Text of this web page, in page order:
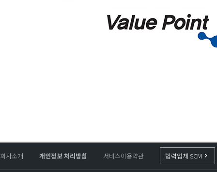
회사소개 개인정보 처리방침 서비스이용약관 협력업체 SCM keyboard_arrow_right